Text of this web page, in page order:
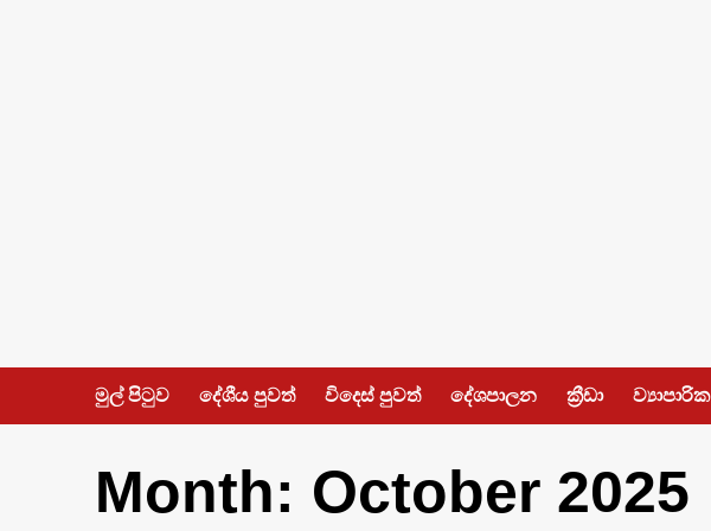
මුල් පිටුව දේශීය පුවත් විදෙස් පුවත් දේශපාලන ක්‍රීඩා ව්‍යාපාරික
Month: October 2025